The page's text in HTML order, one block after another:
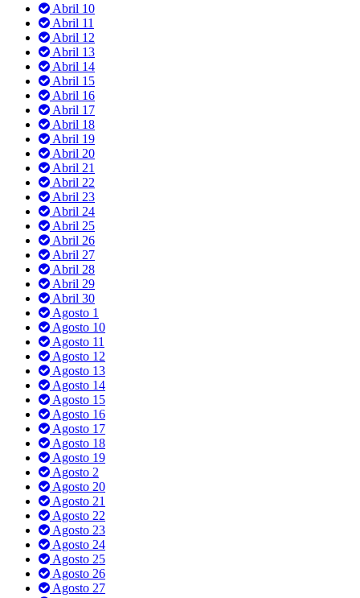
Abril 10
Abril 11
Abril 12
Abril 13
Abril 14
Abril 15
Abril 16
Abril 17
Abril 18
Abril 19
Abril 20
Abril 21
Abril 22
Abril 23
Abril 24
Abril 25
Abril 26
Abril 27
Abril 28
Abril 29
Abril 30
Agosto 1
Agosto 10
Agosto 11
Agosto 12
Agosto 13
Agosto 14
Agosto 15
Agosto 16
Agosto 17
Agosto 18
Agosto 19
Agosto 2
Agosto 20
Agosto 21
Agosto 22
Agosto 23
Agosto 24
Agosto 25
Agosto 26
Agosto 27